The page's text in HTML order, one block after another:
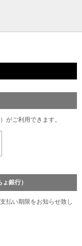
がご利用できます。
銀行）
払い期限をお知らせ致し